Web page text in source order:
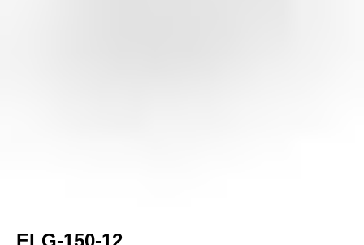
ELG-150-12